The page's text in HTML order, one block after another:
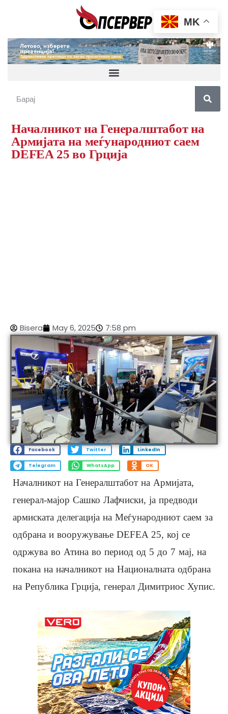
Началникот на Генералштабот на
Армијата на меѓународниот саем
DEFEA 25 во Грција
Bisera May 6, 2025 7:58 pm
Facebook Twitter LinkedIn
Telegram WhatsApp OK
Началникот на Генералштабот на Армијата,
генерал-мајор Сашко Лафчиски, ја предводи
армиската делегација на Меѓународниот саем за
одбрана и вооружување DEFEA 25, кој се
одржува во Атина во период од 5 до 7 мај, на
покана на началникот на Националната одбрана
на Република Грција, генерал Димитриос Хупис.
MK